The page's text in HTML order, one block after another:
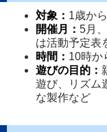
対象： 1歳か
開催月： 5月
は活動予定表
時間： 10時か
遊びの目的：
遊び、リズム
な製作など